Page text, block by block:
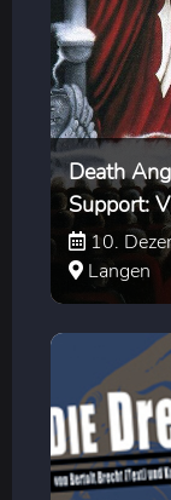
Death
Support:
10.
Langen